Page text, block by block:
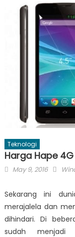
Teknologi
Harga Hape 4G
Posted
May 9, 2016
Sekarang ini
merajalela dan
dihindari. Di
sudah menjadi